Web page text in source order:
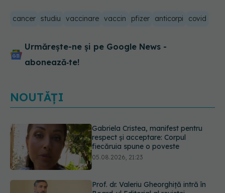
cancer studiu vaccinare vaccin pfizer anticorpi covid
Urmărește-ne și pe Google News -
abonează‑te!
NOUTĂȚI
Prof. dr. Valeriu Gheorghiță intră în
Board-ul Editorial al revistei
Scientific Reports, din Nature
Portfolio